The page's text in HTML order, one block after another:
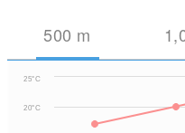
500 m
20°C
25°C